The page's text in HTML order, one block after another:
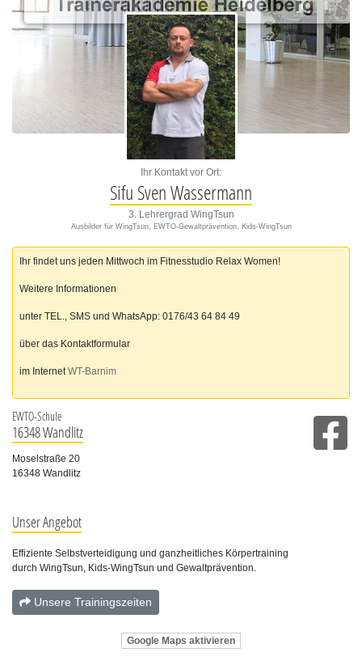
Ihr Kontakt vor Ort:
Sifu Sven Wassermann
3. Lehrergrad WingTsun
Ausbilder für WingTsun, EWTO-Gewaltprävention, Kids-WingTsun
Ihr findet uns jeden Mittwoch im Fitnesstudio Relax Women!
Weitere Informationen
unter TEL., SMS und WhatsApp: 0176/43 64 84 49
über das Kontaktformular
im InternetWT-Barnim
EWTO-Schule
16348 Wandlitz
Moselstraße 20
16348 Wandlitz
Unser Angebot
Effiziente Selbstverteidigung und ganzheitliches Körpertraining
durch WingTsun, Kids-WingTsun und Gewaltprävention.
Unsere Trainingszeiten
Google Maps aktivieren